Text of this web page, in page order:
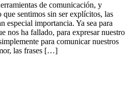
de comunicación, y
que sentimos sin ser explícitos, las
especial importancia. Ya sea para
nos ha fallado, para expresar nuestro
para comunicar nuestros
las frases […]